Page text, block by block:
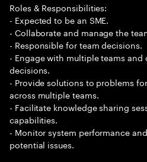
Roles & Responsibilities:
- Expected to be an SME.
- Collaborate and manage the
- Responsible for team decisions.
- Engage with multiple teams
decisions.
- Provide solutions to problems
across multiple teams.
- Facilitate knowledge sharing
capabilities.
- Monitor system performance
potential issues.